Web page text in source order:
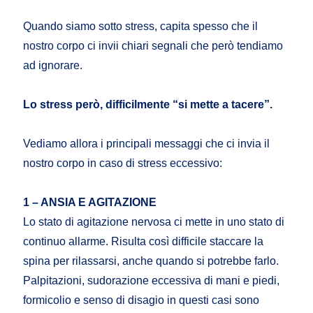
Quando siamo sotto stress, capita spesso che il
nostro corpo ci invii chiari segnali che però tendiamo
ad ignorare.
Lo stress però, difficilmente “si mette a tacere”.
Vediamo allora i principali messaggi che ci invia il
nostro corpo in caso di stress eccessivo:
1 – ANSIA E AGITAZIONE
Lo stato di agitazione nervosa ci mette in uno stato di
continuo allarme. Risulta così difficile staccare la
spina per rilassarsi, anche quando si potrebbe farlo.
Palpitazioni, sudorazione eccessiva di mani e piedi,
formicolio e senso di disagio in questi casi sono